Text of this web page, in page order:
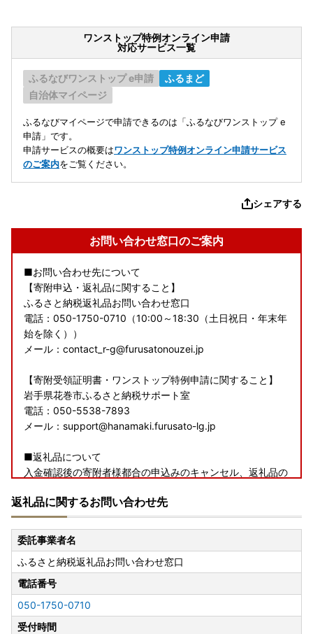
ワンストップ特例オンライン申請
対応サービス一覧
ふるなびワンストップ e申請
ふるまど
自治体マイページ
ふるなびマイページで申請できるのは「ふるなびワンストップ e
申請」です。
申請サービスの概要はワンストップ特例オンライン申請サービス
のご案内をご覧ください。
シェアする
お問い合わせ窓口のご案内
■お問い合わせ先について
【寄附申込・返礼品に関すること】
ふるさと納税返礼品お問い合わせ窓口
電話：050-1750-0710（10:00～18:30（土日祝日・年末年
始を除く））
メール：contact_r-g@furusatonouzei.jp
【寄附受領証明書・ワンストップ特例申請に関すること】
岩手県花巻市ふるさと納税サポート室
電話：050-5538-7893
メール：support@hanamaki.furusato-lg.jp
■返礼品について
入金確認後の寄附者様都合の申込みのキャンセル、返礼品の
また、備考欄に不在日等の記載なく、受取人様のご都合によ
り返礼品を受取られなかった場合の再送は致しかねますので
ご了承くださいませ。
返礼品に関するお問い合わせ先
委託事業者名
ふるさと納税返礼品お問い合わせ窓口
電話番号
050-1750-0710
受付時間